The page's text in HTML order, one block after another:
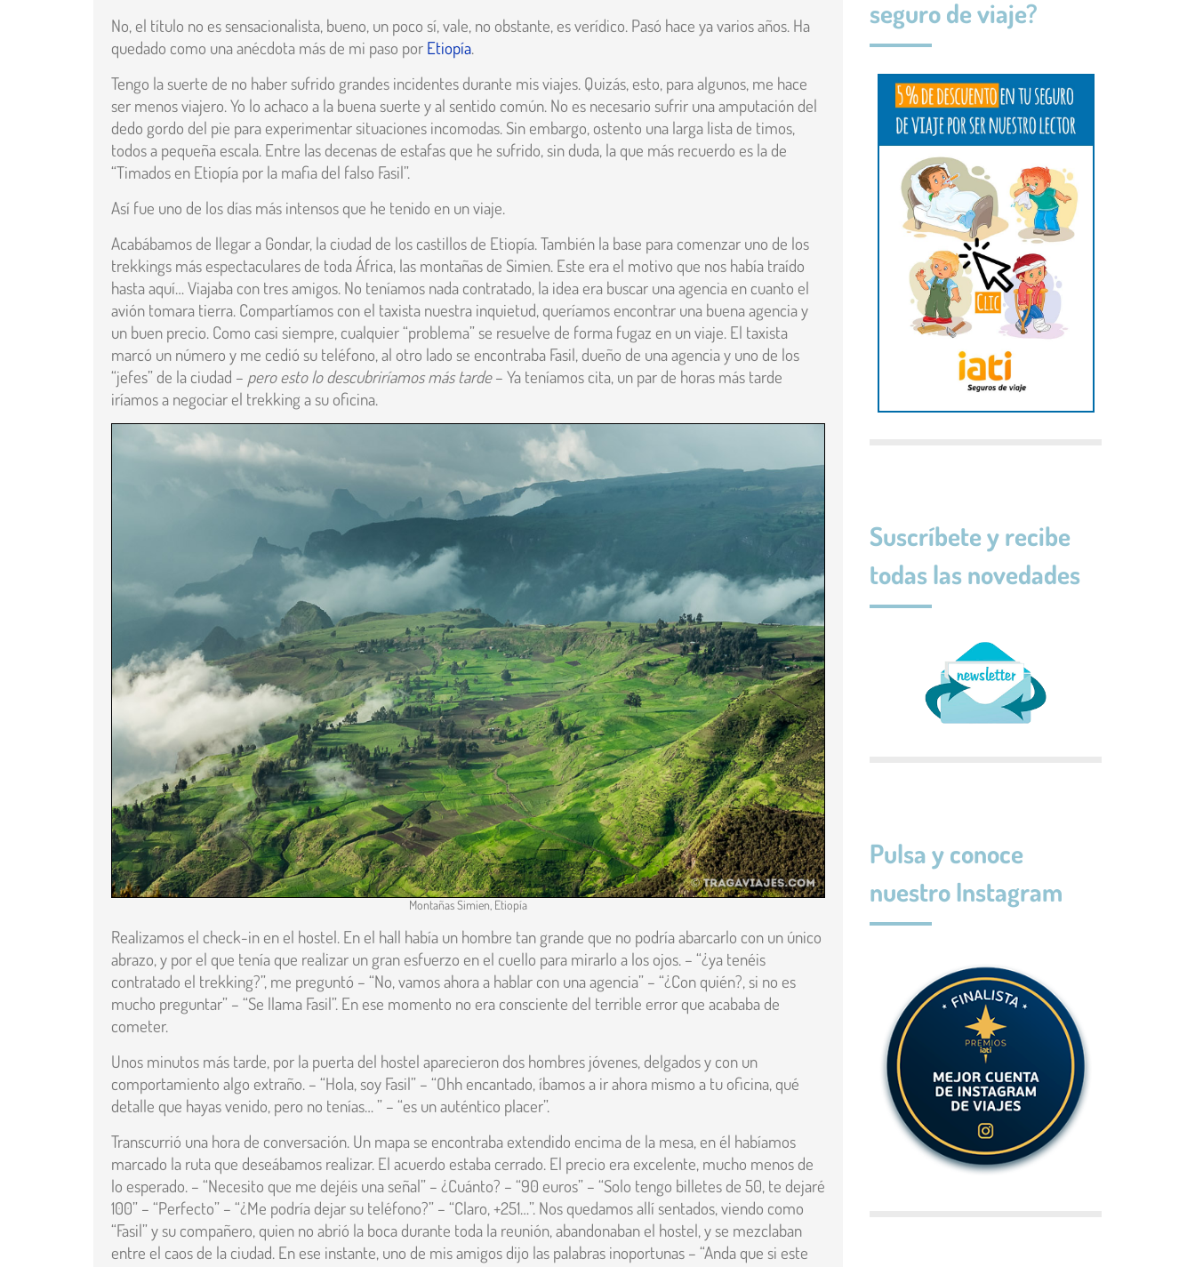
No, el título no es sensacionalista, bueno, un poco sí, vale, no obstante, es verídico. Pasó hace ya varios años. Ha
quedado como una anécdota más de mi paso por Etiopía.
Tengo la suerte de no haber sufrido grandes incidentes durante mis viajes. Quizás, esto, para algunos, me hace
ser menos viajero. Yo lo achaco a la buena suerte y al sentido común. No es necesario sufrir una amputación del
dedo gordo del pie para experimentar situaciones incomodas. Sin embargo, ostento una larga lista de timos,
todos a pequeña escala. Entre las decenas de estafas que he sufrido, sin duda, la que más recuerdo es la de
“Timados en Etiopía por la mafia del falso Fasil”.
Así fue uno de los días más intensos que he tenido en un viaje.
Acabábamos de llegar a Gondar, la ciudad de los castillos de Etiopía. También la base para comenzar uno de los
trekkings más espectaculares de toda África, las montañas de Simien. Este era el motivo que nos había traído
hasta aquí… Viajaba con tres amigos. No teníamos nada contratado, la idea era buscar una agencia en cuanto el
avión tomara tierra. Compartíamos con el taxista nuestra inquietud, queríamos encontrar una buena agencia y
un buen precio. Como casi siempre, cualquier “problema” se resuelve de forma fugaz en un viaje. El taxista
marcó un número y me cedió su teléfono, al otro lado se encontraba Fasil, dueño de una agencia y uno de los
“jefes” de la ciudad – pero esto lo descubriríamos más tarde– Ya teníamos cita, un par de horas más tarde
iríamos a negociar el trekking a su oficina.
Montañas Simien, Etiopía
Realizamos el check-in en el hostel. En el hall había un hombre tan grande que no podría abarcarlo con un único
abrazo, y por el que tenía que realizar un gran esfuerzo en el cuello para mirarlo a los ojos. – “¿ya tenéis
contratado el trekking?”, me preguntó – “No, vamos ahora a hablar con una agencia” – “¿Con quién?, si no es
mucho preguntar” – “Se llama Fasil”. En ese momento no era consciente del terrible error que acababa de
cometer.
Unos minutos más tarde, por la puerta del hostel aparecieron dos hombres jóvenes, delgados y con un
comportamiento algo extraño. – “Hola, soy Fasil” – “Ohh encantado, íbamos a ir ahora mismo a tu oficina, qué
detalle que hayas venido, pero no tenías… ” – “es un auténtico placer”.
Transcurrió una hora de conversación. Un mapa se encontraba extendido encima de la mesa, en él habíamos
marcado la ruta que deseábamos realizar. El acuerdo estaba cerrado. El precio era excelente, mucho menos de
lo esperado. – “Necesito que me dejéis una señal” – ¿Cuánto? – “90 euros” – “Solo tengo billetes de 50, te dejaré
100” – “Perfecto” – “¿Me podría dejar su teléfono?” – “Claro, +251…”. Nos quedamos allí sentados, viendo como
“Fasil” y su compañero, quien no abrió la boca durante toda la reunión, abandonaban el hostel, y se mezclaban
entre el caos de la ciudad. En ese instante, uno de mis amigos dijo las palabras inoportunas – “Anda que si este
seguro de viaje?
Suscríbete y recibe
todas las novedades
Pulsa y conoce
nuestro Instagram